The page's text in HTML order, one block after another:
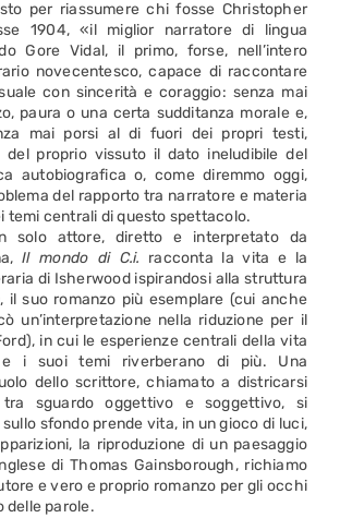
per riassumere chi fosse Christopher
1904, «il miglior narratore di lingua
Gore Vidal, il primo, forse, nell’intero
novecentesco, capace di raccontare
con sincerità e coraggio: senza mai
paura o una certa sudditanza morale e,
mai porsi al di fuori dei propri testi,
del proprio vissuto il dato ineludibile del
autobiografica o, come diremmo oggi,
del rapporto tra narratore e materia
temi centrali di questo spettacolo.
solo attore, diretto e interpretato da
Il mondo di C.i. racconta la vita e la
di Isherwood ispirandosi alla struttura
, il suo romanzo più esemplare (cui anche
un’interpretazione nella riduzione per il
in cui le esperienze centrali della vita
i suoi temi riverberano di più. Una
dello scrittore, chiamato a districarsi
tra sguardo oggettivo e soggettivo, si
sfondo prende vita, in un gioco di luci,
la riproduzione di un paesaggio
di Thomas Gainsborough, richiamo
e vero e proprio romanzo per gli occhi
delle parole.